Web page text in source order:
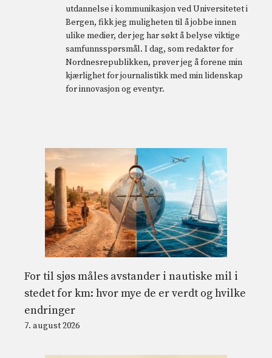
utdannelse i kommunikasjon ved Universitetet i
Bergen, fikk jeg muligheten til å jobbe innen
ulike medier, der jeg har søkt å belyse viktige
samfunnsspørsmål. I dag, som redaktør for
Nordnesrepublikken, prøver jeg å forene min
kjærlighet for journalistikk med min lidenskap
for innovasjon og eventyr.
For til sjøs måles avstander i nautiske mil i
stedet for km: hvor mye de er verdt og hvilke
endringer
7. august 2026